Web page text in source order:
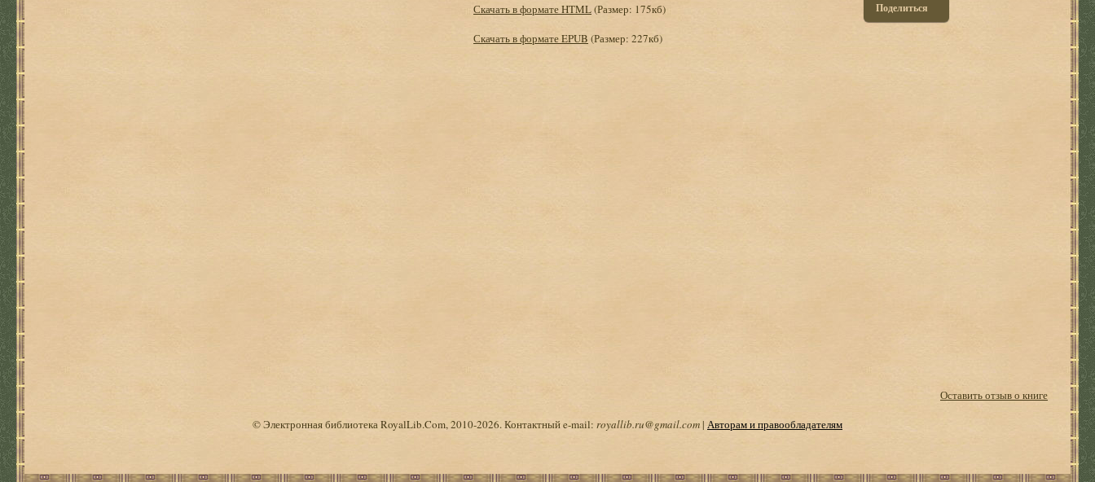
Скачать в формате HTML(Размер: 175кб)
Скачать в формате EPUB (Размер: 227кб)
Поделиться
Оставить отзыв о книге
© Электронная библиотека RoyalLib.Com, 2010-2026. Контактный e-mail: royallib.ru@gmail.com| Авторам и правообладателям